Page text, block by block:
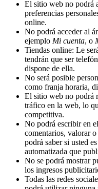
El sitio web no podrá
preferencias
online.
No podrá acceder al
ejemplo Mi cuenta, o
Tiendas online: Le
tendrán que ser
dispone de ella.
No será posible
como franja horaria,
El sitio web no podrá
tráfico en la web, lo
competitiva.
No podrá escribir en
comentarios, valorar
podrá saber si usted
automatizada que
No se podrá mostrar
los ingresos
Todas las redes